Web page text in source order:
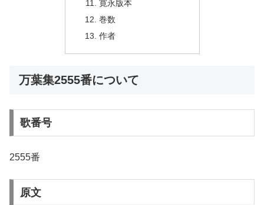
寛永版本
巻数
作者
万葉集2555番について
歌番号
2555番
原文